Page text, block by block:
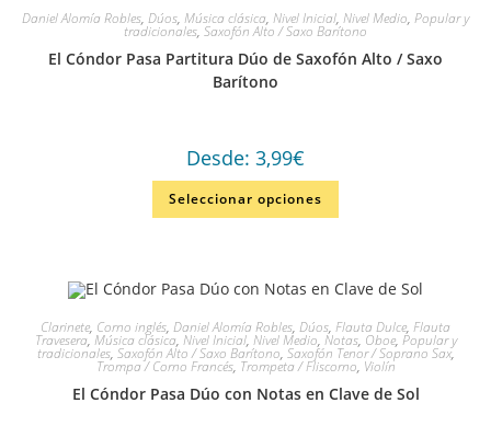
Daniel Alomía Robles, Dúos, Música clásica, Nivel Inicial, Nivel Medio, Popular y
tradicionales, Saxofón Alto / Saxo Barítono
El Cóndor Pasa Partitura Dúo de Saxofón Alto / Saxo
Barítono
Desde: 3,99€
Seleccionar opciones
Clarinete, Corno inglés, Daniel Alomía Robles, Dúos, Flauta Dulce, Flauta
Travesera,Música clásica, Nivel Inicial, Nivel Medio, Notas, Oboe, Popular y
tradicionales, Saxofón Alto / Saxo Barítono, Saxofón Tenor / Soprano Sax,
Trompa / Corno Francés, Trompeta / Fliscorno, Violín
El Cóndor Pasa Dúo con Notas en Clave de Sol